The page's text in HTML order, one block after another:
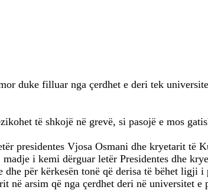
duke filluar nga çerdhet e deri tek
të shkojë në grevë, si pasojë e mos
presidentes Vjosa Osmani dhe kryetarit të
i kemi dërguar letër Presidentes dhe
për kërkesën tonë që derisa të bëhet ligji i
në arsim që nga çerdhet deri në universitet e